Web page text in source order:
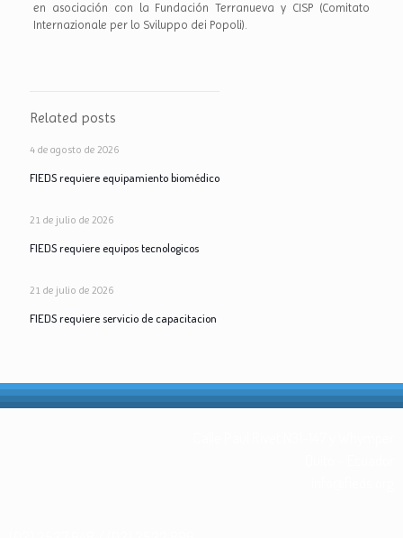
en asociación con la Fundación Terranueva y CISP (Comitato
Internazionale per lo Sviluppo dei Popoli).
Related posts
4 de agosto de 2026
FIEDS requiere equipamiento biomédico
21 de julio de 2026
FIEDS requiere equipos tecnologicos
21 de julio de 2026
FIEDS requiere servicio de capacitacion